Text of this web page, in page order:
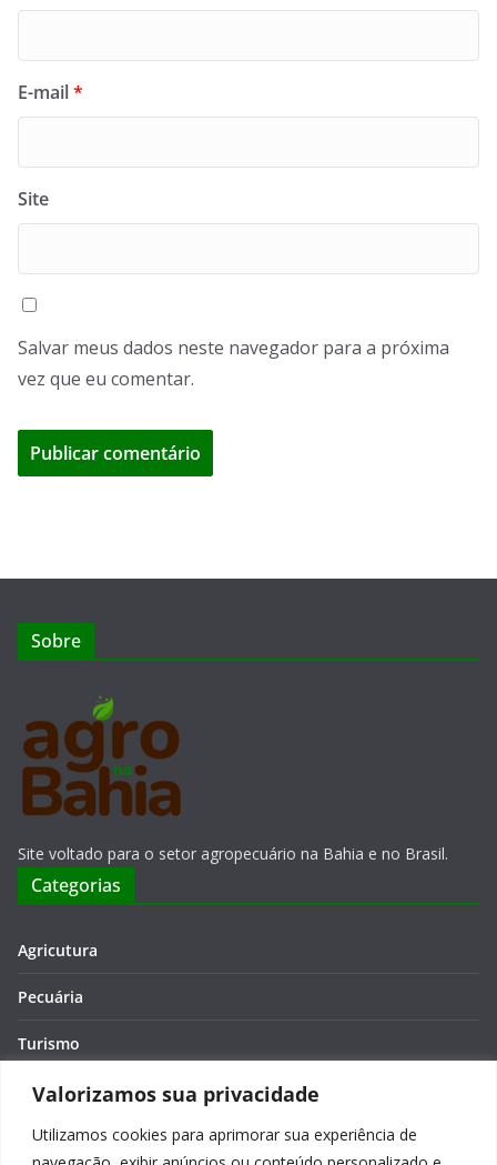
Valorizamos sua privacidade
Utilizamos cookies para aprimorar sua experiência de
E-mail*
Site
Salvar meus dados neste navegador para a próxima
vez que eu comentar.
Sobre
Site voltado para o setor agropecuário na Bahia e no Brasil.
Categorias
Agricutura
Pecuária
Turismo
Economia
Meio Ambiente